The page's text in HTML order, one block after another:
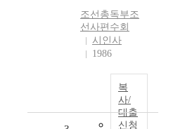
조선총독부조
선사편수회
시인사
1986
복
사/
대출
신청